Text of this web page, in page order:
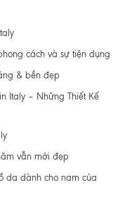
cách và sự tiện dụng
& bền đẹp
Italy – Những Thiết Kế
vẫn mới đẹp
da dành cho nam của